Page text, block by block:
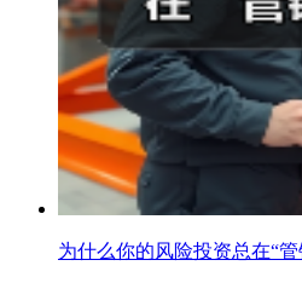
为什么你的风险投资总在“